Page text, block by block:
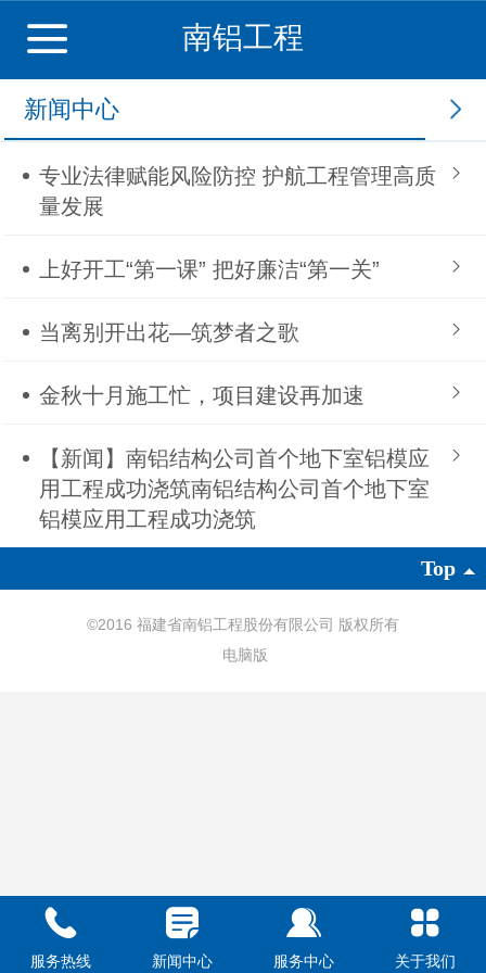
南铝工程
新闻中心
专业法律赋能风险防控 护航工程管理高质
量发展
上好开工“第一课” 把好廉洁“第一关”
当离别开出花—筑梦者之歌
金秋十月施工忙，项目建设再加速
【新闻】南铝结构公司首个地下室铝模应
用工程成功浇筑南铝结构公司首个地下室
铝模应用工程成功浇筑
Top
©2016 福建省南铝工程股份有限公司 版权所有
电脑版
服务热线 新闻中心 服务中心 关于我们